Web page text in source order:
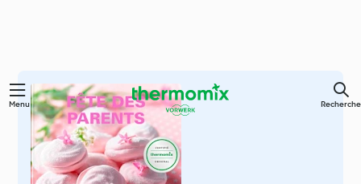
Skip
content
Menu Recherche